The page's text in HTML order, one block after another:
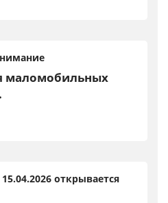
маломобильных
открывается